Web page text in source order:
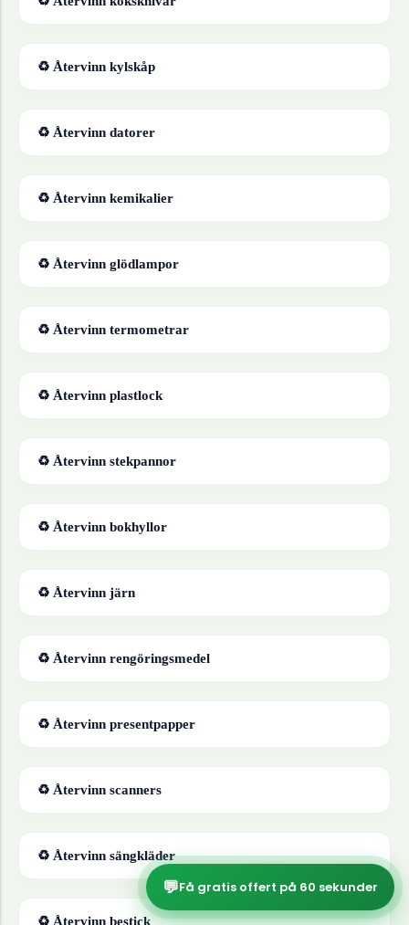
♻ Återvinn kylskåp
♻ Återvinn datorer
♻ Återvinn kemikalier
♻ Återvinn glödlampor
♻ Återvinn termometrar
♻ Återvinn plastlock
♻ Återvinn stekpannor
♻ Återvinn bokhyllor
♻ Återvinn järn
♻ Återvinn rengöringsmedel
♻ Återvinn presentpapper
♻ Återvinn scanners
♻ Återvinn sängkläder
♻ Återvinn bestick
💬Få gratis offert på 60 sekunder